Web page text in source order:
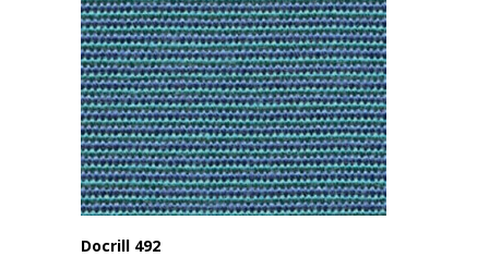
Docrill 492